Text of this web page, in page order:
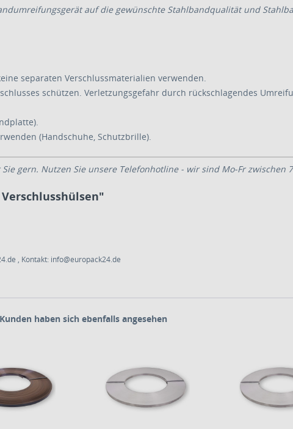
auf die gewünschte Stahlbandqualität und
separaten Verschlussmaterialien verwenden.
schützen. Verletzungsgefahr durch rückschlagendes
(Handschuhe, Schutzbrille).
gern. Nutzen Sie unsere Telefonhotline - wir sind Mo-Fr zwischen
, Kontakt: info@europack24.de
Kunden haben sich ebenfalls angesehen